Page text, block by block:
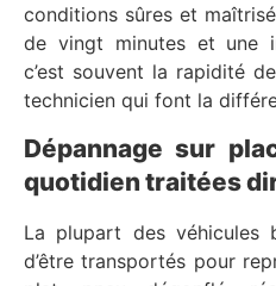
conditions sûres et
de vingt minutes et une
c’est souvent la rapidité
technicien qui font la
Dépannage sur
quotidien traitées
La plupart des véhicules
d’être transportés pour